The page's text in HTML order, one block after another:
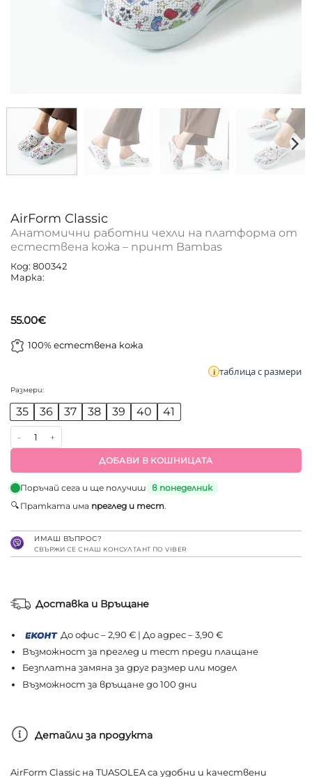
AirForm Classic
Анатомични работни чехли на платформа от
естествена кожа – принт Bambas
Код: 800342
Марка:
55.00€
100% естествена кожа
таблица с размери
Размери:
35 36 37 38 39 40 41
количество за Анатомични работни чехли на платформа от
ДОБАВИ В КОШНИЦАТА
Поръчай сега и ще получиш
в понеделник
🔍 Пратката има преглед и тест.
ИМАШ ВЪПРОС?
СВЪРЖИ СЕ С НАШ КОНСУЛТАНТ ПО VIBER
Доставка и Връщане
До офис – 2,90 € | До адрес – 3,90 €
Възможност за преглед и тест преди плащане
Безплатна замяна за друг размер или модел
Възможност за връщане до 100 дни
Детайли за продукта
AirForm Classic на TUASOLEA са удобни и качествени